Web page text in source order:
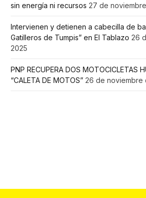
sin energía ni recursos 27 de
Intervienen y detienen a cabecilla de
Gatilleros de Tumpis” en El Tablazo 26
2025
PNP RECUPERA DOS MOTOCICLETAS
“CALETA DE MOTOS” 26 de noviembre